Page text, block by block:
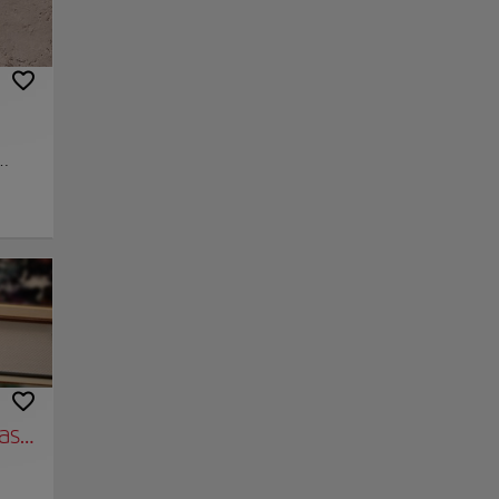
Eudora llega al Centro Museo
albergar las
importante
siglo IX,
bajo el
donde la